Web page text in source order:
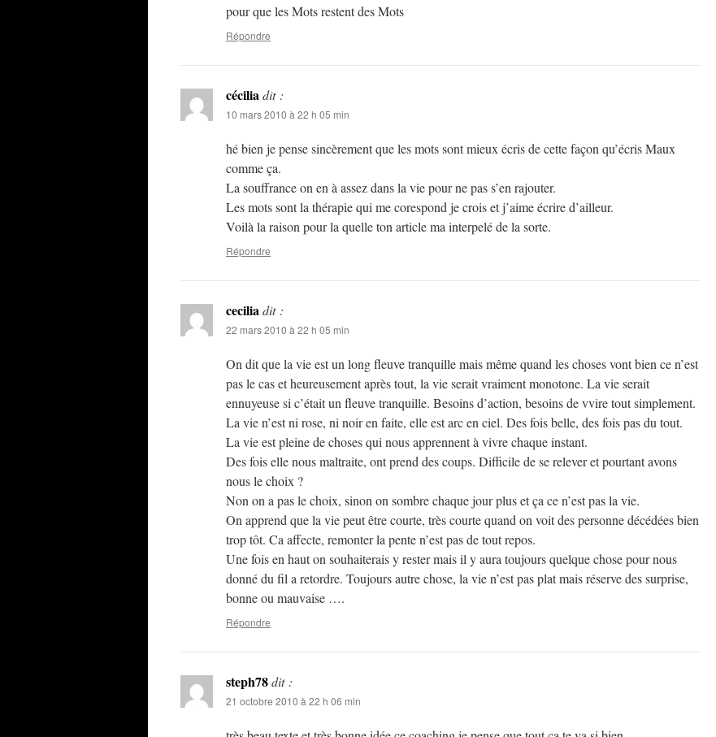
pour que les Mots restent des Mots
Répondre
céciliadit :
10 mars 2010 à 22 h 05 min
hé bien je pense sincèrement que les mots sont mieux écris de cette façon qu’écris Maux
comme ça.
La souffrance on en à assez dans la vie pour ne pas s’en rajouter.
Les mots sont la thérapie qui me corespond je crois et j’aime écrire d’ailleur.
Voilà la raison pour la quelle ton article ma interpelé de la sorte.
Répondre
ceciliadit :
22 mars 2010 à 22 h 05 min
On dit que la vie est un long fleuve tranquille mais même quand les choses vont bien ce n’est
pas le cas et heureusement après tout, la vie serait vraiment monotone. La vie serait
ennuyeuse si c’était un fleuve tranquille. Besoins d’action, besoins de vvire tout simplement.
La vie n’est ni rose, ni noir en faite, elle est arc en ciel. Des fois belle, des fois pas du tout.
La vie est pleine de choses qui nous apprennent à vivre chaque instant.
Des fois elle nous maltraite, ont prend des coups. Difficile de se relever et pourtant avons
nous le choix ?
Non on a pas le choix, sinon on sombre chaque jour plus et ça ce n’est pas la vie.
On apprend que la vie peut être courte, très courte quand on voit des personne décédées bien
trop tôt. Ca affecte, remonter la pente n’est pas de tout repos.
Une fois en haut on souhaiterais y rester mais il y aura toujours quelque chose pour nous
donné du fil a retordre. Toujours autre chose, la vie n’est pas plat mais réserve des surprise,
bonne ou mauvaise ….
Répondre
steph78dit :
21 octobre 2010 à 22 h 06 min